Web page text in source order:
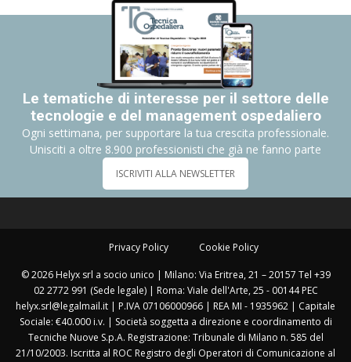
Le tematiche di interesse per il settore delle
tecnologie e del management ospedaliero
Ogni settimana, per supportare la tua crescita professionale.
Unisciti a oltre 8.900 professionisti che già ne fanno parte
ISCRIVITI ALLA NEWSLETTER
Privacy Policy Cookie Policy
© 2026 Helyx srl a socio unico | Milano: Via Eritrea, 21 – 20157 Tel +39
02 2772 991 (Sede legale) | Roma: Viale dell'Arte, 25 - 00144 PEC
helyx.srl@legalmail.it | P.IVA 07106000966 | REA MI - 1935962 | Capitale
Sociale: €40.000 i.v. | Società soggetta a direzione e coordinamento di
Tecniche Nuove S.p.A. Registrazione: Tribunale di Milano n. 585 del
21/10/2003. Iscritta al ROC Registro degli Operatori di Comunicazione al